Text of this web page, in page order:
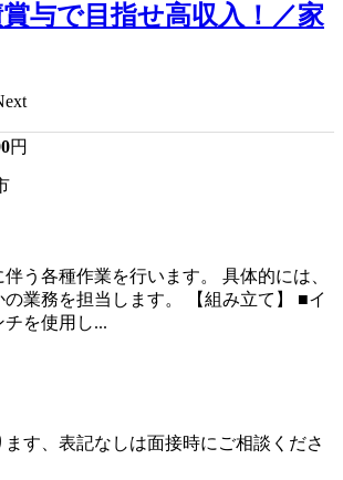
与で目指せ高収入！／家
円
う各種作業を行います。 具体的には、
業務を担当します。 【組み立て】 ■イ
チを使用し...
す、表記なしは面接時にご相談くださ